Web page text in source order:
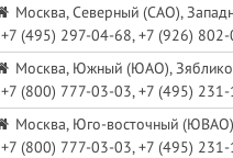
Москва, Северный (САО),
+7 (495) 297-04-68, +7 (926)
Москва, Южный (ЮАО),
+7 (800) 777-03-03, +7 (495)
Москва, Юго-восточный
+7 (800) 777-03-03, +7 (495)